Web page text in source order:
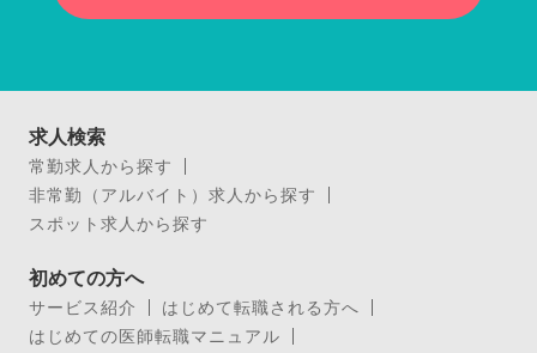
求人検索
常勤求人から探す
非常勤（アルバイト）求人から探す
スポット求人から探す
初めての方へ
サービス紹介
はじめて転職される方へ
はじめての医師転職マニュアル